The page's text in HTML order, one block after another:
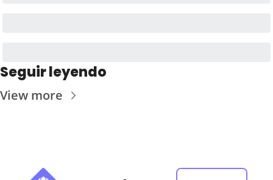
Seguir leyendo
View more